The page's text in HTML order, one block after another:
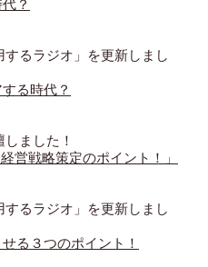
？
るラジオ」を更新しまし
る時代？
ました！
営戦略策定のポイント！」
るラジオ」を更新しまし
る３つのポイント！